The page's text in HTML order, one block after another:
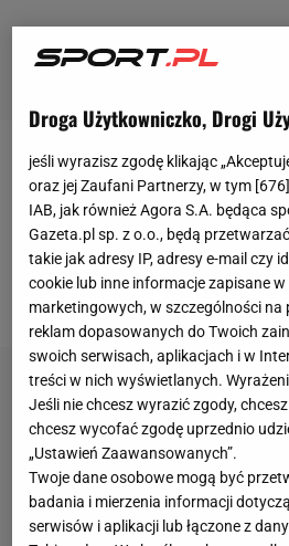
Dillard chorował naraka
przypomniał sobie o nim, gdy
Londynie. Mistrz imprezy
drugiej wojnie światowej, był
pochodnię z olimpijskim
Droga Użytkowniczko, Drogi
jeśli wyrazisz zgodę klikając
oraz jej Zaufani Partnerzy, w tym [676
IAB, jak również Agora S.A. będąca
Gazeta.pl sp. z o.o., będą
takie jak adresy IP, adresy e-mail czy
cookie lub inne informacje zapisane
marketingowych, w szczególności
reklam dopasowanych do Twoich
swoich serwisach, aplikacjach i w
treści w nich wyświetlanych.
Jeśli nie chcesz wyrazić zgody,
chcesz wycofać zgodę uprzednio
„Ustawień Zaawansowanych”.
Twoje dane osobowe mogą być
badania i mierzenia informacji
serwisów i aplikacji lub łączone z